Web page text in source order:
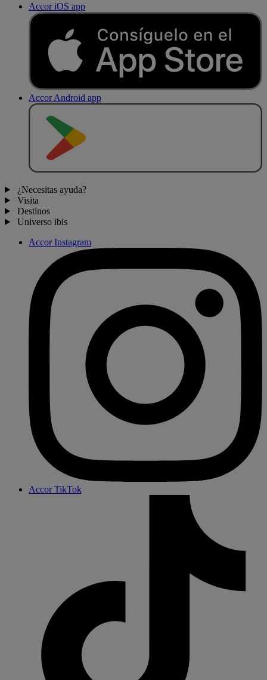
Accor iOS app
Accor Android app
¿Necesitas ayuda?
Visita
Destinos
Universo ibis
Accor Instagram
Accor TikTok